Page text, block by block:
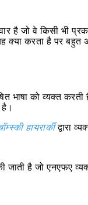
है जो वे किसी भी
करता है पर बहुत
भाषा को व्यक्त
है।
हायरार्कीद्वारा
जाती है जो